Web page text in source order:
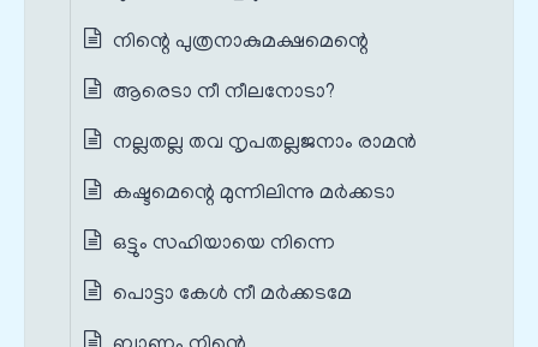
നിന്റെ പുത്രനാകുമക്ഷമെന്റെ
ആരെടാ നീ നീലനോടാ?
നല്ലതല്ല തവ നൃപതല്ലജനാം രാമന്‍
കഷ്ടമെന്റെ മുന്നിലിന്നു മര്‍ക്കടാ
ഒട്ടും സഹിയായെ നിന്നെ
പൊട്ടാ കേൾ നീ മര്‍ക്കടമേ